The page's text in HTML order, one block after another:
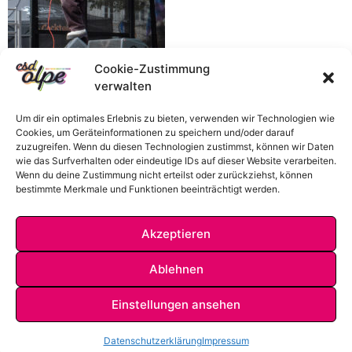
Cookie-Zustimmung
verwalten
Um dir ein optimales Erlebnis zu bieten, verwenden wir Technologien wie
Cookies, um Geräteinformationen zu speichern und/oder darauf
zuzugreifen. Wenn du diesen Technologien zustimmst, können wir Daten
wie das Surfverhalten oder eindeutige IDs auf dieser Website verarbeiten.
Wenn du deine Zustimmung nicht erteilst oder zurückziehst, können
bestimmte Merkmale und Funktionen beeinträchtigt werden.
Akzeptieren
Ablehnen
Einstellungen ansehen
DatenschutzerklärungImpressum
DATENSCHUTZKONTAKT